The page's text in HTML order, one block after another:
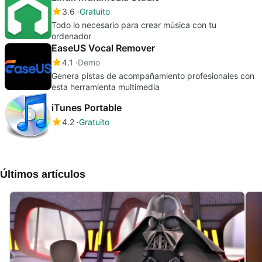
3.6 Gratuito
Todo lo necesario para crear música con tu
ordenador
EaseUS Vocal Remover
4.1
Demo
Genera pistas de acompañamiento profesionales con
esta herramienta multimedia
iTunes Portable
4.2 Gratuito
Últimos artículos